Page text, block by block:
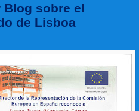
Blog sobre el
de Lisboa